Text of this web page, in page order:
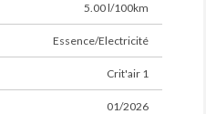
5.00 l/100km
Essence/Electricité
Crit'air 1
01/2026